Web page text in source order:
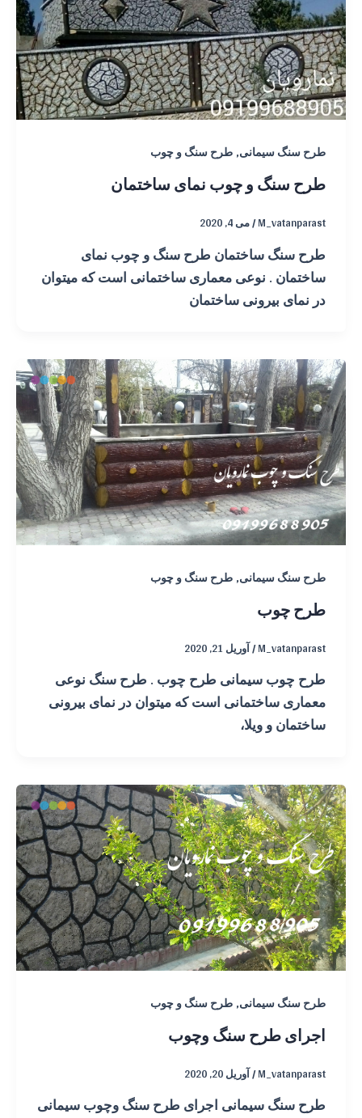
طرح سنگ سیمانی,طرح سنگ و چوب
طرح سنگ و چوب نمای ساختمان
M_vatanparast
/می 4, 2020
طرح سنگ ساختمان طرح سنگ و چوب نمای
ساختمان . نوعی معماری ساختمانی است که میتوان
در نمای بیرونی ساختمان
طرح سنگ سیمانی,طرح سنگ و چوب
طرح چوب
M_vatanparast
/آوریل 21, 2020
طرح چوب سیمانی طرح چوب . طرح سنگ نوعی
معماری ساختمانی است که میتوان در نمای بیرونی
ساختمان و ویلا،
طرح سنگ سیمانی,طرح سنگ و چوب
اجرای طرح سنگ وچوب
M_vatanparast
/آوریل 20, 2020
طرح سنگ سیمانی اجرای طرح سنگ وچوب سیمانی